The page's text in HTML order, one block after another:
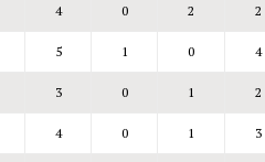
4 0 2 2
5 1 0 4
3 0 1 2
4 0 1 3